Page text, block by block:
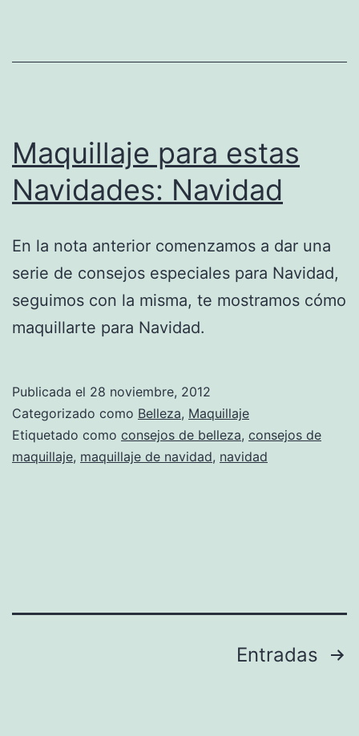
Maquillaje para estas
Navidades: Navidad
En la nota anterior comenzamos a dar una
serie de consejos especiales para Navidad,
seguimos con la misma, te mostramos cómo
maquillarte para Navidad.
Publicada el 28 noviembre, 2012
Categorizado como Belleza, Maquillaje
Etiquetado como consejos de belleza, consejos de
maquillaje, maquillaje de navidad, navidad
Entradas